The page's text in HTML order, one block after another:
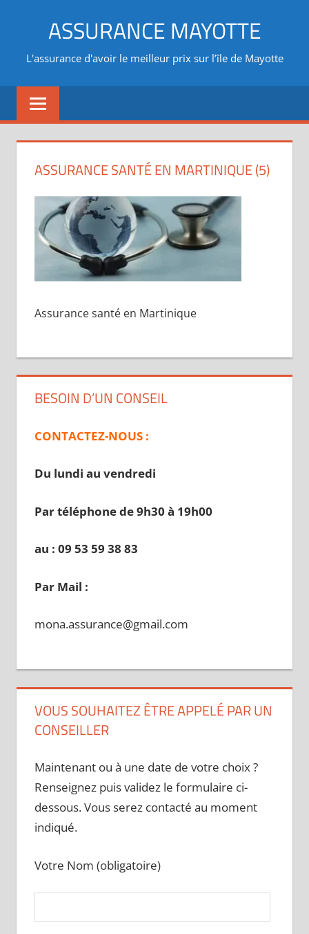
ASSURANCE MAYOTTE
L'assurance d'avoir le meilleur prix sur l’île de Mayotte
ASSURANCE SANTÉ EN MARTINIQUE (5)
Assurance santé en Martinique
BESOIN D’UN CONSEIL
CONTACTEZ-NOUS :
Du lundi au vendredi
Par téléphone de 9h30 à 19h00
au : 09 53 59 38 83
Par Mail :
mona.assurance@gmail.com
VOUS SOUHAITEZ ÊTRE APPELÉ PAR UN
CONSEILLER
Maintenant ou à une date de votre choix ?
Renseignez puis validez le formulaire ci-
dessous. Vous serez contacté au moment
indiqué.
Votre Nom (obligatoire)